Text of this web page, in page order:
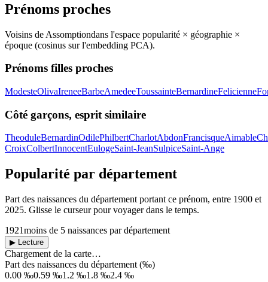
Prénoms proches
Voisins de Assomptiondans l'espace popularité × géographie ×
époque (cosinus sur l'embedding PCA).
Prénoms filles proches
ModesteOlivaIreneeBarbeAmedeeToussainteBernardineFelicienne
Côté garçons, esprit similaire
TheoduleBernardinOdilePhilbertCharlotAbdonFrancisqueAimable
CroixColbertInnocentEulogeSaint-JeanSulpiceSaint-Ange
Popularité par département
Part des naissances du département portant ce prénom, entre 1900 et
2025. Glisse le curseur pour voyager dans le temps.
1921moins de 5 naissances par département
▶ Lecture
Chargement de la carte…
Part des naissances du département (‰)
0.00 ‰0.59 ‰1.2 ‰1.8 ‰2.4 ‰